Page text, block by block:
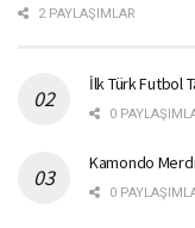
2 PAYLAŞIMLAR
İlk Türk Futbol
0
Kamondo
0